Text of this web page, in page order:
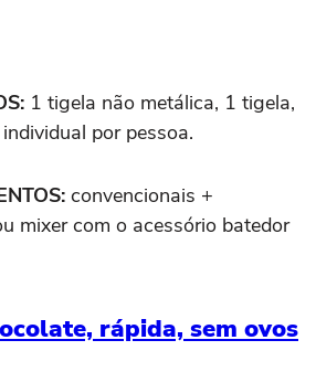
1 tigela não metálica, 1 tigela,
por pessoa.
convencionais +
mixer com o acessório batedor
rápida, sem ovos